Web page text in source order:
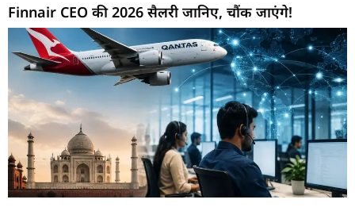
Finnair CEO की 2026 सैलरी जानिए, चौंक जाएंगे!